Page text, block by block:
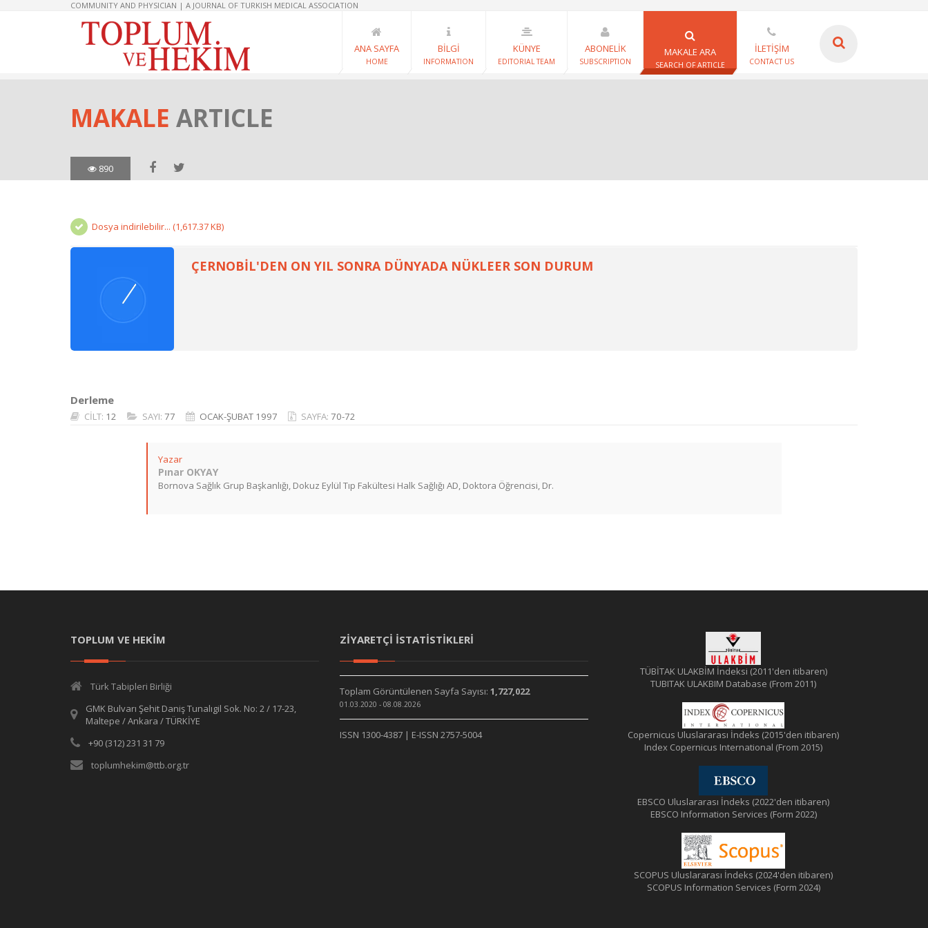
COMMUNITY AND PHYSICIAN | A JOURNAL OF TURKISH MEDICAL ASSOCIATION
ANA SAYFA
HOME
BİLGİ
INFORMATION
KÜNYE
EDITORIAL TEAM
ABONELİK
SUBSCRIPTION
MAKALE ARA
SEARCH OF ARTICLE
İLETİŞİM
CONTACT US
MAKALE ARTICLE
890
Dosya indirilebilir... (1,617.37 KB)
ÇERNOBİL'DEN ON YIL SONRA DÜNYADA NÜKLEER SON DURUM
Derleme
CİLT: 12 SAYI: 77 OCAK-ŞUBAT 1997 SAYFA: 70-72
Yazar
Pınar OKYAY
Bornova Sağlık Grup Başkanlığı, Dokuz Eylül Tıp Fakültesi Halk Sağlığı AD, Doktora Öğrencisi, Dr.
TOPLUM VE HEKİM
Türk Tabipleri Birliği
GMK Bulvarı Şehit Daniş Tunalıgil Sok. No: 2 / 17-23,
Maltepe / Ankara / TÜRKİYE
+90 (312) 231 31 79
toplumhekim@ttb.org.tr
ZİYARETÇİ İSTATİSTİKLERİ
Toplam Görüntülenen Sayfa Sayısı: 1,727,022
01.03.2020 - 08.08.2026
ISSN 1300-4387 | E-ISSN 2757-5004
TÜBİTAK ULAKBİM İndeksi (2011'den itibaren)
TUBITAK ULAKBIM Database (From 2011)
Copernicus Uluslararası İndeks (2015'den itibaren)
Index Copernicus International (From 2015)
EBSCO Uluslararası İndeks (2022'den itibaren)
EBSCO Information Services (Form 2022)
SCOPUS Uluslararası İndeks (2024'den itibaren)
SCOPUS Information Services (Form 2024)